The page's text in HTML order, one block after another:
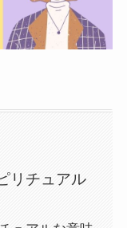
リチュアル